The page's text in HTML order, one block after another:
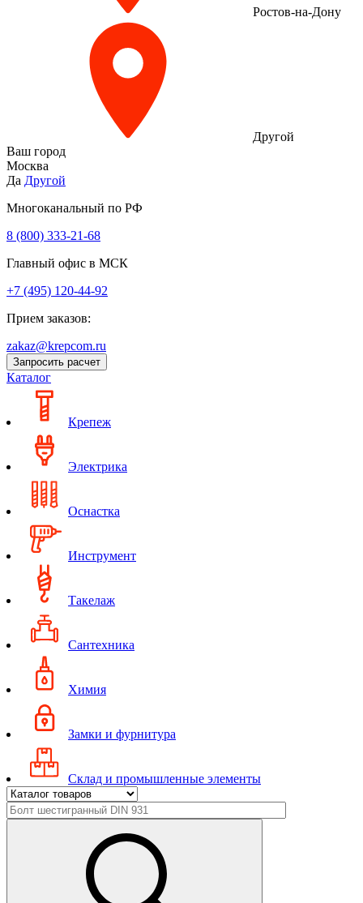
Ростов-на-Дону
Другой
Ваш город
Москва
Да Другой
Многоканальный по РФ
8 (800) 333‑21-68
Главный офис в МСК
+7 (495) 120-44-92
Прием заказов:
zakaz@krepcom.ru
Запросить расчет
Каталог
Крепеж
Электрика
Оснастка
Инструмент
Такелаж
Сантехника
Химия
Замки и фурнитура
Склад и промышленные элементы